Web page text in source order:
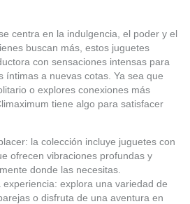
centra en la indulgencia, el poder y el
buscan más, estos juguetes
con sensaciones intensas para
íntimas a nuevas cotas. Ya sea que
o explores conexiones más
tiene algo para satisfacer
la colección incluye juguetes con
ofrecen vibraciones profundas y
donde las necesitas.
explora una variedad de
o disfruta de una aventura en